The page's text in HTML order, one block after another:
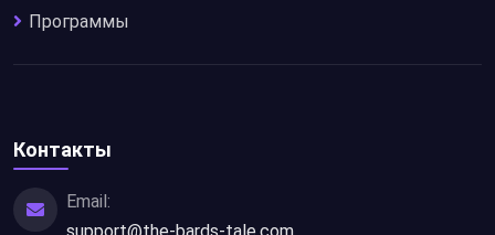
Программы
Контакты
Email:
support@the-bards-tale.com